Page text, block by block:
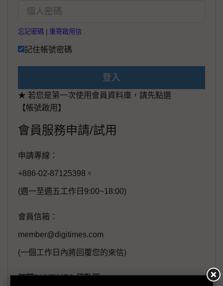
忘記密碼 重寄啟用信
記住帳號密碼
登入
★ 若您是第一次使用會員資料庫，請先點選
【帳號啟用】
會員服務申請/試用
申請專線：
+886-02-87125398。
(週一至週五工作日9:00~18:00)
會員信箱：
member@digitimes.com
(一個工作日內將回覆您的來信)
訂閱DIGITIMES 行動版